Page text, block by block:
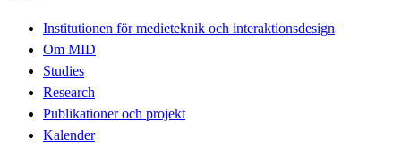
Institutionen för medieteknik och interaktionsdesign
Om MID
Studies
Research
Publikationer och projekt
Kalender